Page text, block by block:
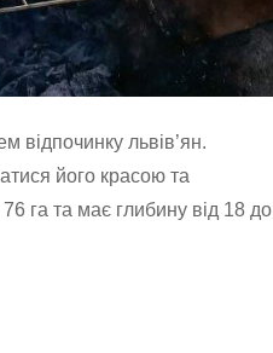
відпочинку львів’ян.
його красою та
га та має глибину від 18 до